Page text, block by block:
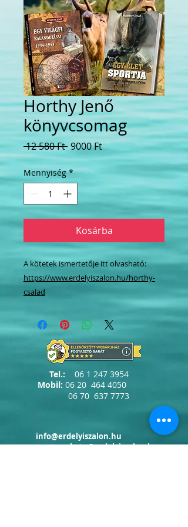
Horthy Jenő
könyvcsomag
12 580 Ft Szokásos
ár
9000 FtAkciós
ár
Mennyiség *
Kosárba
A kötetek ismertetője itt olvasható:
https://www.erdelyiszalon.hu/horthy-
csalad
Tel.: 06 1 247 3954
Mobil: 06 20 464 4050
06 70 637 7773
info@erdelyiszalon.hu
szepessy.kata@erdelyiszalon.hu